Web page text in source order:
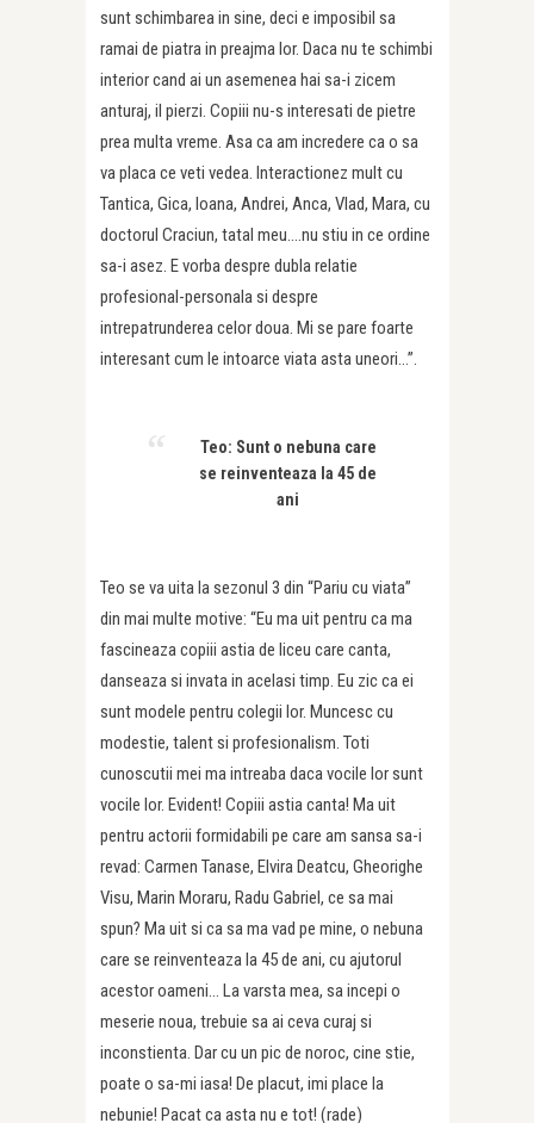
sunt schimbarea in sine, deci e imposibil sa
ramai de piatra in preajma lor. Daca nu te schimbi
interior cand ai un asemenea hai sa-i zicem
anturaj, il pierzi. Copiii nu-s interesati de pietre
prea multa vreme. Asa ca am incredere ca o sa
va placa ce veti vedea. Interactionez mult cu
Tantica, Gica, Ioana, Andrei, Anca, Vlad, Mara, cu
doctorul Craciun, tatal meu….nu stiu in ce ordine
sa-i asez. E vorba despre dubla relatie
profesional-personala si despre
intrepatrunderea celor doua. Mi se pare foarte
interesant cum le intoarce viata asta uneori…”.
Teo: Sunt o nebuna care
se reinventeaza la 45 de
ani
Teo se va uita la sezonul 3 din “Pariu cu viata”
din mai multe motive: “Eu ma uit pentru ca ma
fascineaza copiii astia de liceu care canta,
danseaza si invata in acelasi timp. Eu zic ca ei
sunt modele pentru colegii lor. Muncesc cu
modestie, talent si profesionalism. Toti
cunoscutii mei ma intreaba daca vocile lor sunt
vocile lor. Evident! Copiii astia canta! Ma uit
pentru actorii formidabili pe care am sansa sa-i
revad: Carmen Tanase, Elvira Deatcu, Gheorighe
Visu, Marin Moraru, Radu Gabriel, ce sa mai
spun? Ma uit si ca sa ma vad pe mine, o nebuna
care se reinventeaza la 45 de ani, cu ajutorul
acestor oameni… La varsta mea, sa incepi o
meserie noua, trebuie sa ai ceva curaj si
inconstienta. Dar cu un pic de noroc, cine stie,
poate o sa-mi iasa! De placut, imi place la
nebunie! Pacat ca asta nu e tot! (rade)